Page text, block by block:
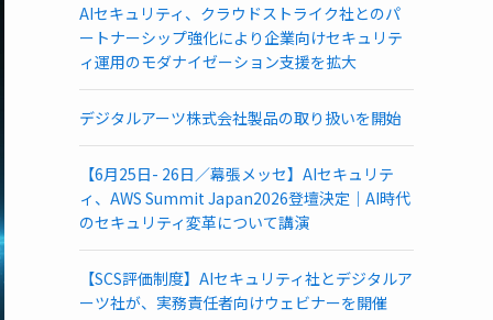
AIセキュリティ、クラウドストライク社とのパ
ートナーシップ強化により企業向けセキュリテ
ィ運用のモダナイゼーション支援を拡大
デジタルアーツ株式会社製品の取り扱いを開始
【6月25日- 26日／幕張メッセ】AIセキュリテ
ィ、AWS Summit Japan2026登壇決定｜AI時代
のセキュリティ変革について講演
【SCS評価制度】AIセキュリティ社とデジタルア
ーツ社が、実務責任者向けウェビナーを開催